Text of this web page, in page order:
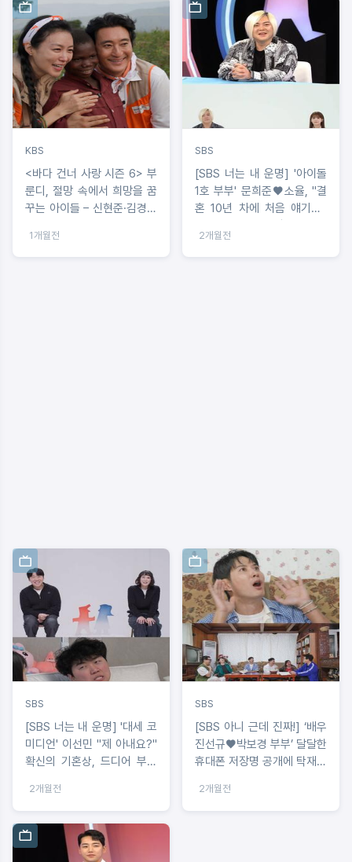
KBS
<바다 건너 사랑 시즌 6> 부
룬디, 절망 속에서 희망을 꿈
꾸는 아이들 – 신현준·김경미
1개월전
SBS
[SBS 너는 내 운명] '아이돌
1호 부부' 문희준♥소율, "결
혼 10년 차에 처음 얘기해“
2개월전
SBS
[SBS 너는 내 운명] '대세 코
미디언' 이선민 "제 아내요?"
확신의 기혼상, 드디어 부부
2개월전
SBS
[SBS 아니 근데 진짜!] ‘배우
진선규♥박보경 부부’ 달달한
휴대폰 저장명 공개에 탁재훈
2개월전